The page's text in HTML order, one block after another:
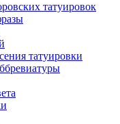
тaтуировок
тaтуировки